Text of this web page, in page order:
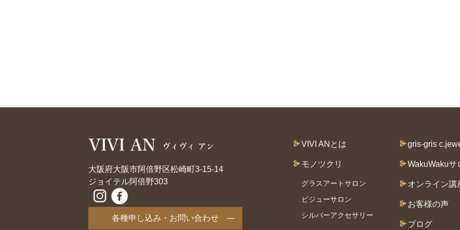
大阪府大阪市阿倍野区松崎町3-15-14
ジョイテル阿倍野303
各種申し込み・お問い合わせ
VIVI ANとは
モノツクリ
グラスアートサロン
ビジューサロン
シルバーアクセサリー
gris-gris
WakuWakuサ
オンライン講
お客様の声
ブログ